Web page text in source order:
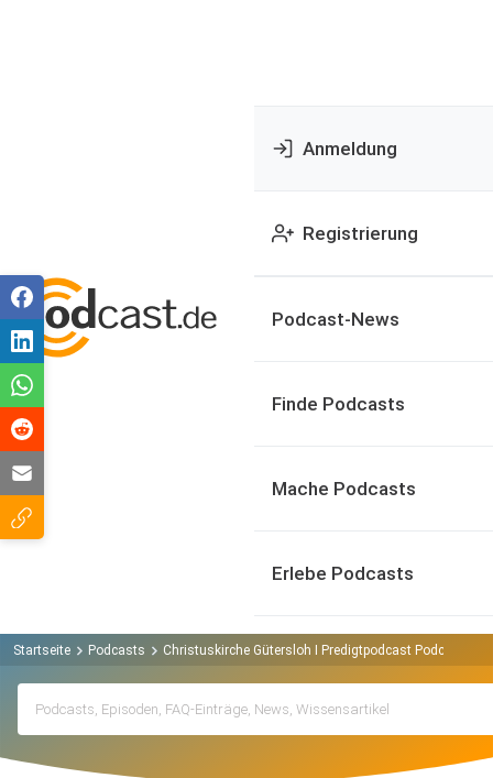
Anmeldung
Registrierung
Podcast-News
Finde Podcasts
Mache Podcasts
Erlebe Podcasts
Startseite Podcasts Christuskirche Gütersloh I Predigtpodcast Podcast